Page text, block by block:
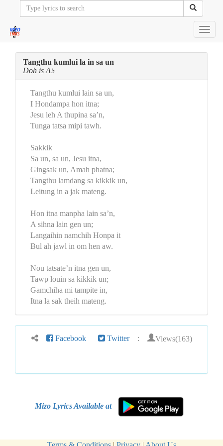
Tangthu kumlui la in sa un
Doh is A♭
Tangthu kumlui lain sa un,
I Hondampa hon itna;
Jesu leh A thupina sa’n,
Tunga tatsa mipi tawh.
Sakkik
Sa un, sa un, Jesu itna,
Gingsak un, Amah phatna;
Tangthu lamdang sa kikkik un,
Leitung in a jak mateng.
Hon itna manpha lain sa’n,
A sihna lain gen un;
Langaihin namchih Honpa it
Bul ah jawl in om hen aw.
Nou tatsate’n itna gen un,
Tawp louin sa kikkik un;
Gamchiha mi tampite in,
Itna la sak theih mateng.
Facebook Twitter : Views(163)
Mizo Lyrics Available at